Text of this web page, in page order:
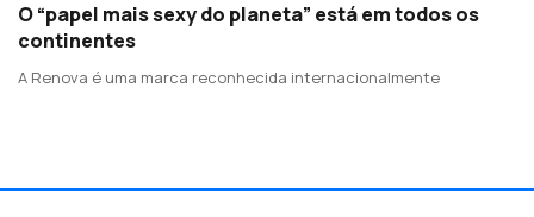
O “papel mais sexy do planeta” está em todos os
continentes
A Renova é uma marca reconhecida internacionalmente